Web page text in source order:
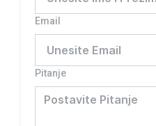
Email
Pitanje